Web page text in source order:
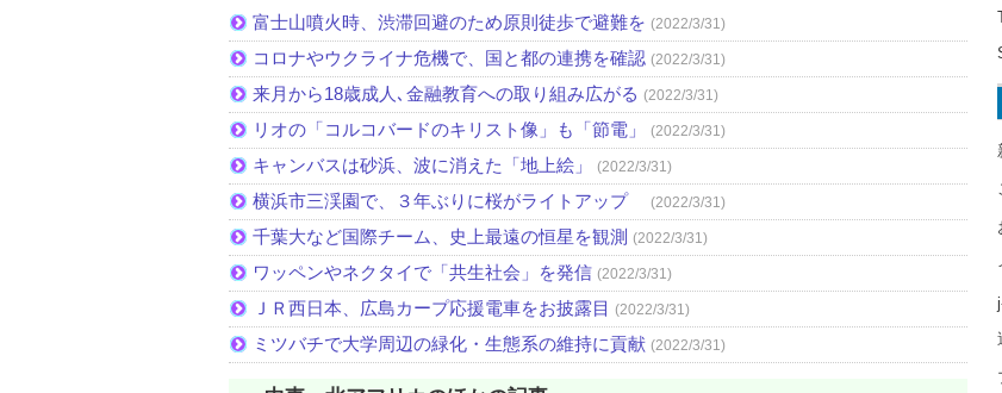
富士山噴火時、渋滞回避のため原則徒歩で避難を (2022/3/31)
コロナやウクライナ危機で、国と都の連携を確認 (2022/3/31)
来月から18歳成人､金融教育への取り組み広がる (2022/3/31)
リオの「コルコバードのキリスト像」も「節電」 (2022/3/31)
キャンバスは砂浜、波に消えた「地上絵」 (2022/3/31)
横浜市三渓園で、３年ぶりに桜がライトアップ (2022/3/31)
千葉大など国際チーム、史上最遠の恒星を観測 (2022/3/31)
ワッペンやネクタイで「共生社会」を発信 (2022/3/31)
ＪＲ西日本、広島カープ応援電車をお披露目 (2022/3/31)
ミツバチで大学周辺の緑化・生態系の維持に貢献 (2022/3/31)